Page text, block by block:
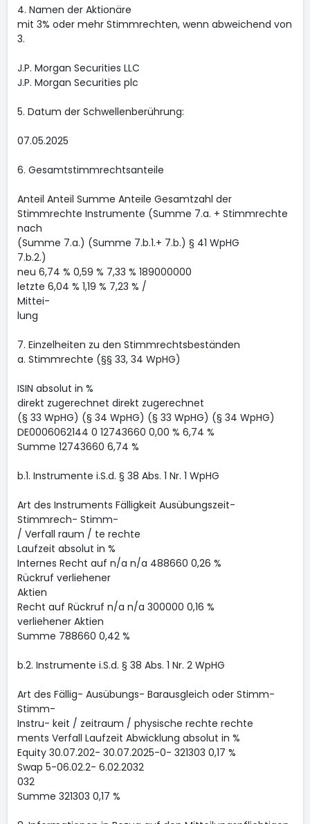
4. Namen der Aktionäre
mit 3% oder mehr Stimmrechten, wenn abweichend von
3.
J.P. Morgan Securities LLC
J.P. Morgan Securities plc
5. Datum der Schwellenberührung:
07.05.2025
6. Gesamtstimmrechtsanteile
Anteil Anteil Summe Anteile Gesamtzahl der
Stimmrechte Instrumente (Summe 7.a. + Stimmrechte
nach
(Summe 7.a.) (Summe 7.b.1.+ 7.b.) § 41 WpHG
7.b.2.)
neu 6,74 % 0,59 % 7,33 % 189000000
letzte 6,04 % 1,19 % 7,23 % /
Mittei-
lung
7. Einzelheiten zu den Stimmrechtsbeständen
a. Stimmrechte (§§ 33, 34 WpHG)
ISIN absolut in %
direkt zugerechnet direkt zugerechnet
(§ 33 WpHG) (§ 34 WpHG) (§ 33 WpHG) (§ 34 WpHG)
DE0006062144 0 12743660 0,00 % 6,74 %
Summe 12743660 6,74 %
b.1. Instrumente i.S.d. § 38 Abs. 1 Nr. 1 WpHG
Art des Instruments Fälligkeit Ausübungszeit-
Stimmrech- Stimm-
/ Verfall raum / te rechte
Laufzeit absolut in %
Internes Recht auf n/a n/a 488660 0,26 %
Rückruf verliehener
Aktien
Recht auf Rückruf n/a n/a 300000 0,16 %
verliehener Aktien
Summe 788660 0,42 %
b.2. Instrumente i.S.d. § 38 Abs. 1 Nr. 2 WpHG
Art des Fällig- Ausübungs- Barausgleich oder Stimm-
Stimm-
Instru- keit / zeitraum / physische rechte rechte
ments Verfall Laufzeit Abwicklung absolut in %
Equity 30.07.202- 30.07.2025-0- 321303 0,17 %
Swap 5-06.02.2- 6.02.2032
032
Summe 321303 0,17 %